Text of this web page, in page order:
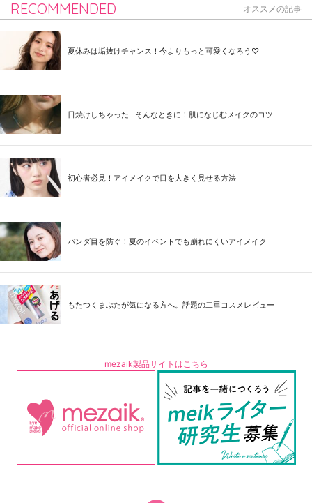
RECOMMENDED オススメの記事
夏休みは垢抜けチャンス！今よりもっと可愛くなろう♡
日焼けしちゃった...そんなときに！肌になじむメイクのコツ
初心者必見！アイメイクで目を大きく見せる方法
パンダ目を防ぐ！夏のイベントでも崩れにくいアイメイク
もたつくまぶたが気になる方へ。話題の二重コスメレビュー
mezaik製品サイトはこちら